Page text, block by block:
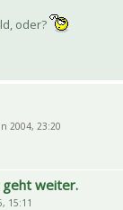
oder?
2004, 23:20
geht weiter.
15:11